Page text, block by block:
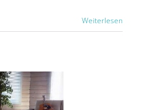
Weiterlesen